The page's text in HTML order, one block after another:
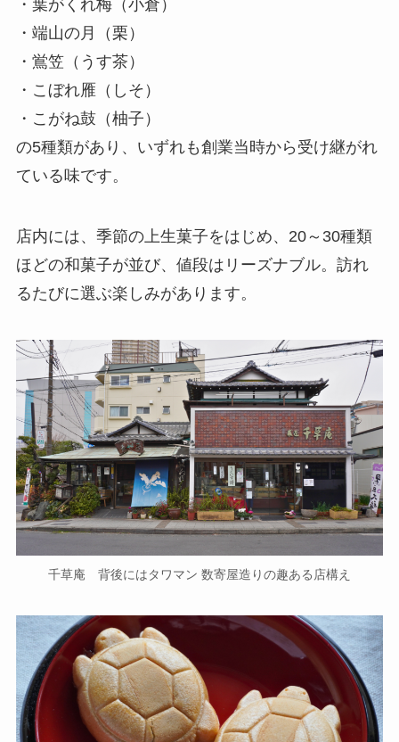
・葉がくれ梅（小倉）
・端山の月（栗）
・鴬笠（うす茶）
・こぼれ雁（しそ）
・こがね鼓（柚子）
の5種類があり、いずれも創業当時から受け継がれ
ている味です。
店内には、季節の上生菓子をはじめ、20～30種類
ほどの和菓子が並び、値段はリーズナブル。訪れ
るたびに選ぶ楽しみがあります。
千草庵 背後にはタワマン 数寄屋造りの趣ある店構え